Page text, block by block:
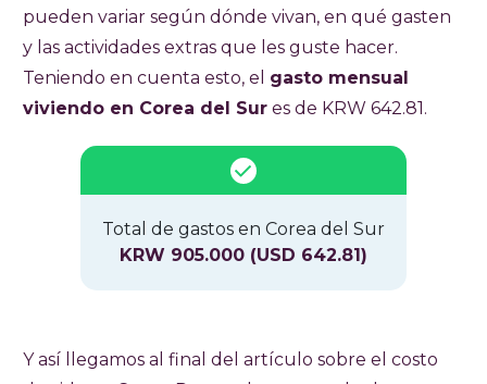
pueden variar según dónde vivan, en qué gasten
y las actividades extras que les guste hacer.
Teniendo en cuenta esto, el gasto mensual
viviendo en Corea del Sur es de KRW 642.81.
Total de gastos en Corea del Sur
KRW 905.000 (USD 642.81)
Y así llegamos al final del artículo sobre el costo